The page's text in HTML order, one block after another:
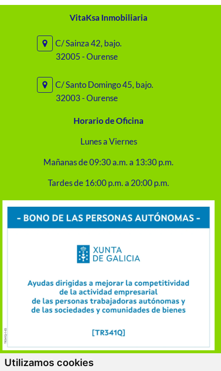
Utilizamos cookies
VitaKsa Inmobiliaria
C/ Sainza 42, bajo.
32005 - Ourense
C/ Santo Domingo 45, bajo.
32003 - Ourense
Horario de Oficina
Lunes a Viernes
Mañanas de 09:30 a.m. a 13:30 p.m.
Tardes de 16:00 p.m. a 20:00 p.m.